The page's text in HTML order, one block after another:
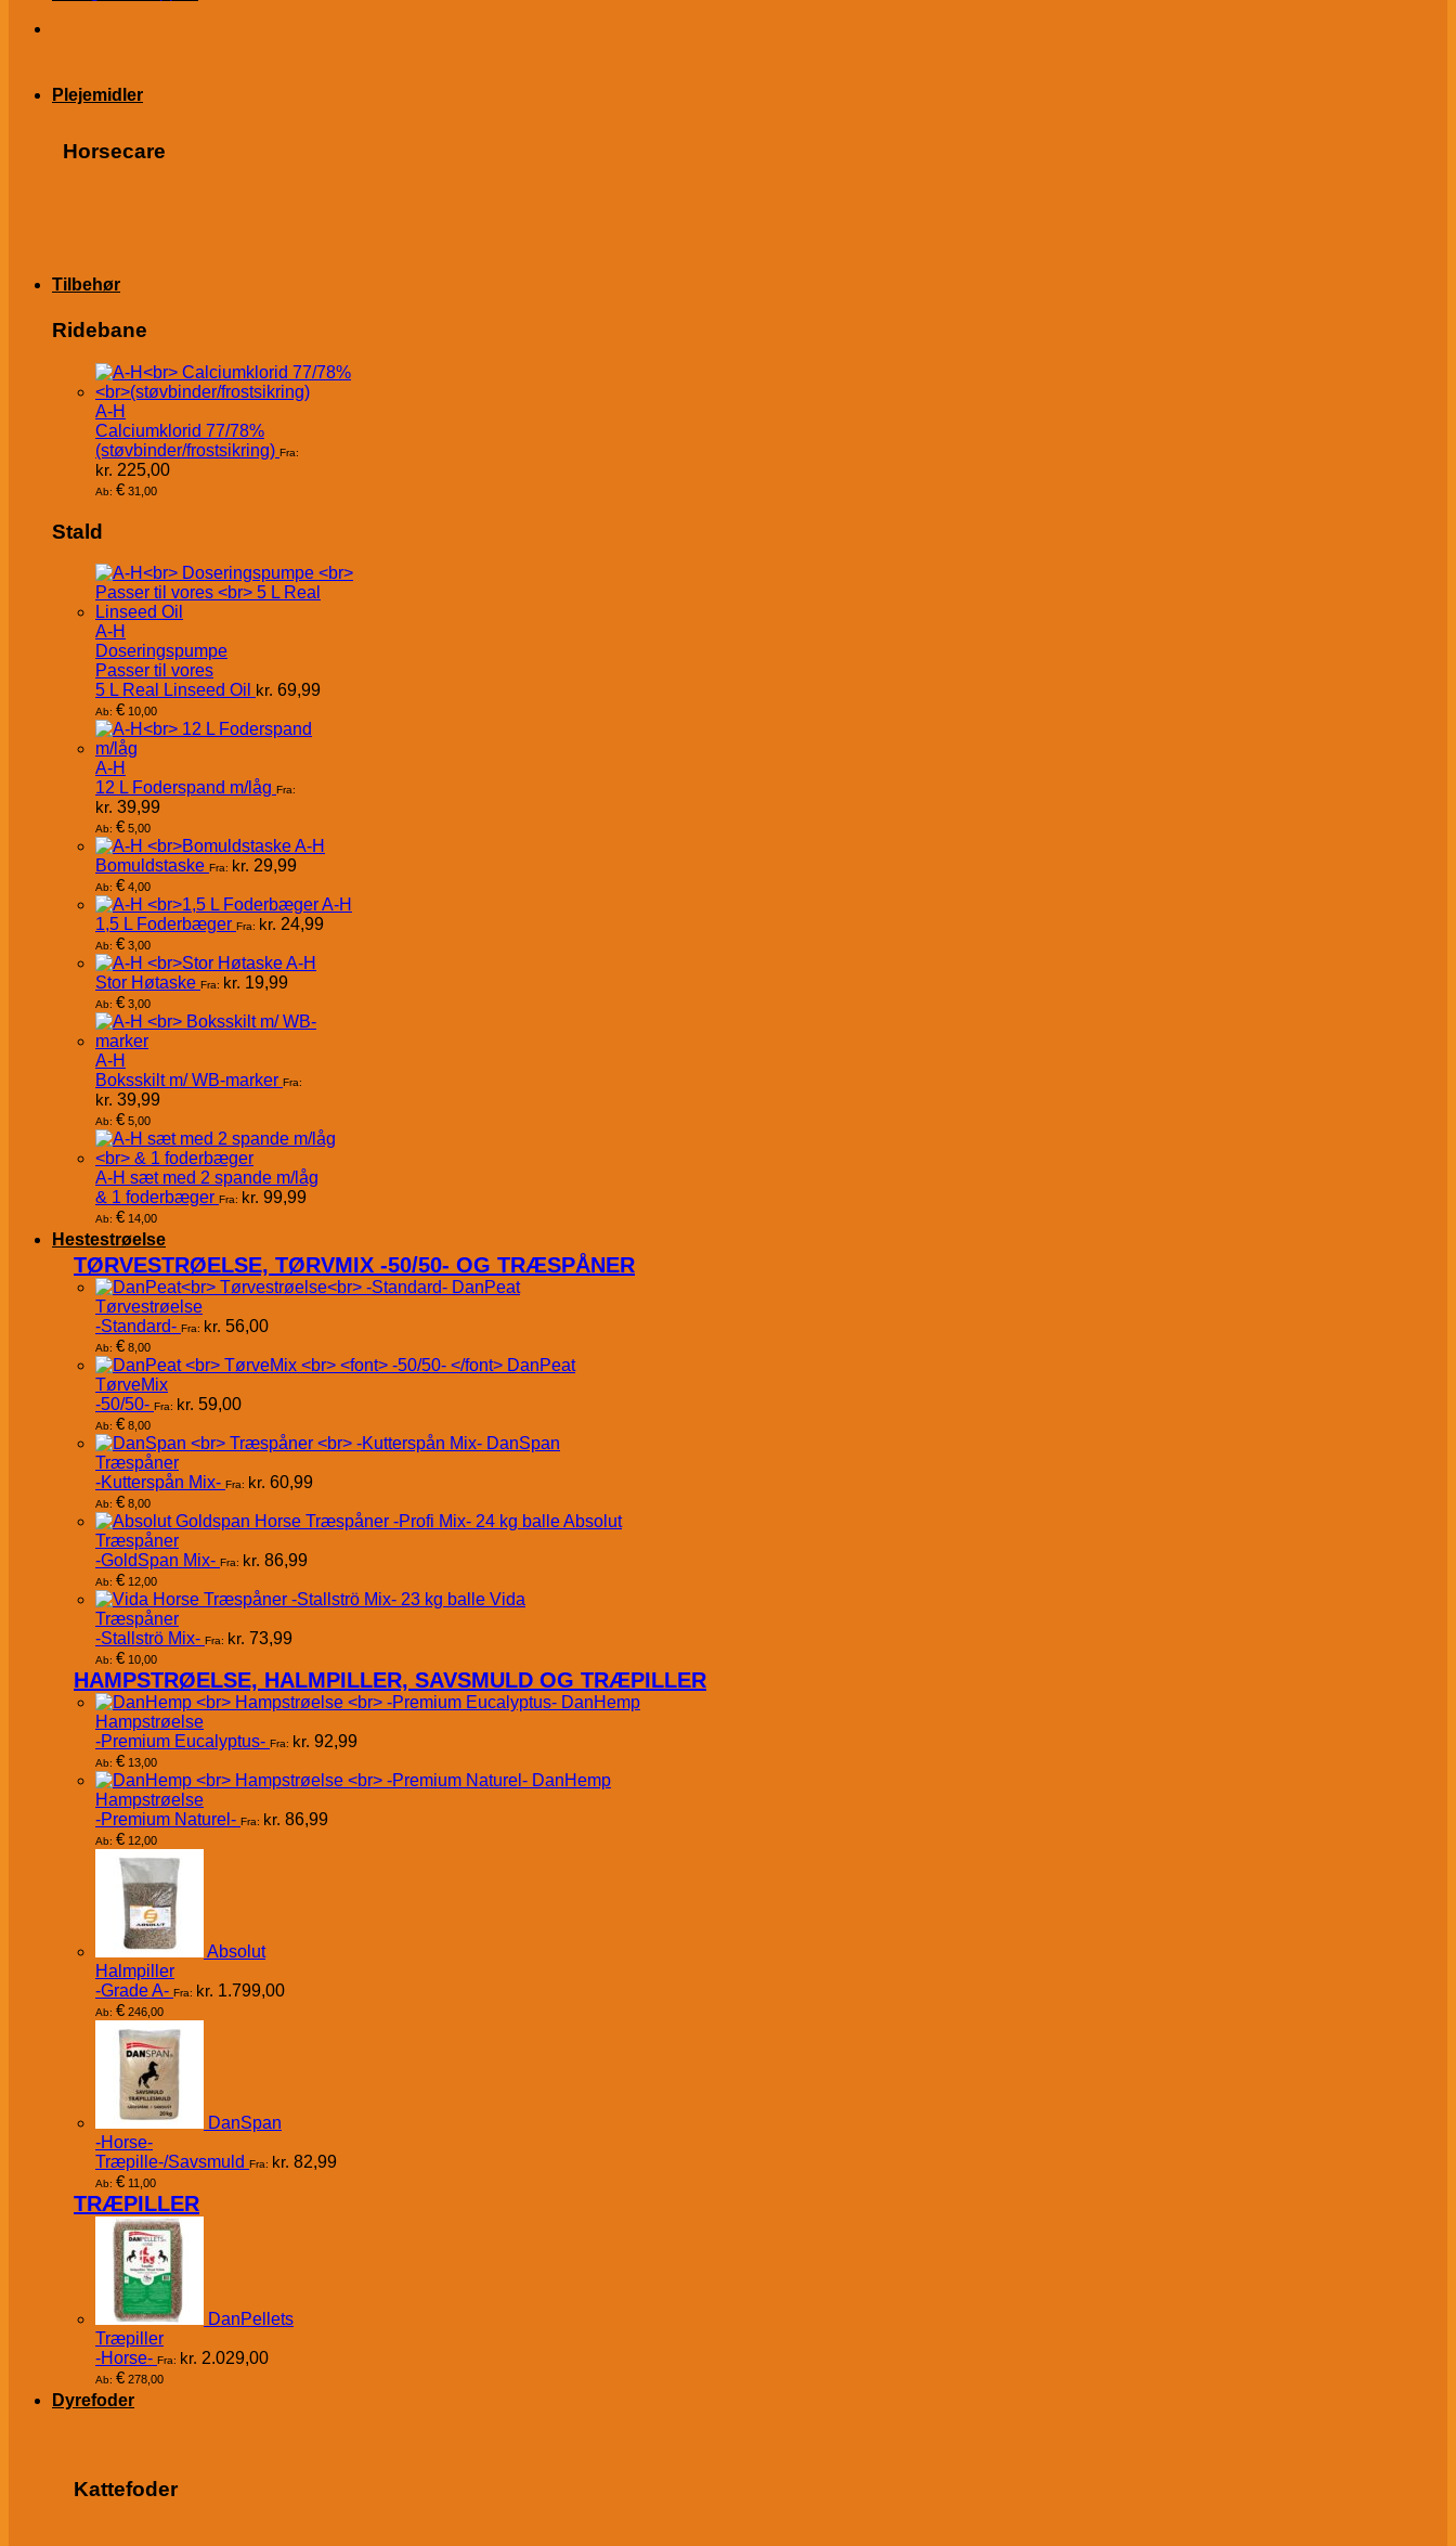
Plejemidler
Horsecare
Tilbehør
Ridebane
A-H
Calciumklorid 77/78%
(støvbinder/frostsikring) Fra:
kr. 225,00
Ab: € 31,00
Stald
A-H
Doseringspumpe
Passer til vores
5 L Real Linseed Oil kr. 69,99
Ab: € 10,00
A-H
12 L Foderspand m/låg Fra:
kr. 39,99
Ab: € 5,00
A-H
Bomuldstaske Fra: kr. 29,99
Ab: € 4,00
A-H
1,5 L Foderbæger Fra: kr. 24,99
Ab: € 3,00
A-H
Stor Høtaske Fra: kr. 19,99
Ab: € 3,00
A-H
Boksskilt m/ WB-marker Fra:
kr. 39,99
Ab: € 5,00
A-H sæt med 2 spande m/låg
& 1 foderbæger Fra: kr. 99,99
Ab: € 14,00
Hestestrøelse
TØRVESTRØELSE, TØRVMIX -50/50- OG TRÆSPÅNER
DanPeat
Tørvestrøelse
-Standard- Fra: kr. 56,00
Ab: € 8,00
DanPeat
TørveMix
-50/50- Fra: kr. 59,00
Ab: € 8,00
DanSpan
Træspåner
-Kutterspån Mix- Fra: kr. 60,99
Ab: € 8,00
Absolut
Træspåner
-GoldSpan Mix- Fra: kr. 86,99
Ab: € 12,00
Vida
Træspåner
-Stallströ Mix- Fra: kr. 73,99
Ab: € 10,00
HAMPSTRØELSE, HALMPILLER, SAVSMULD OG TRÆPILLER
DanHemp
Hampstrøelse
-Premium Eucalyptus- Fra: kr. 92,99
Ab: € 13,00
DanHemp
Hampstrøelse
-Premium Naturel- Fra: kr. 86,99
Ab: € 12,00
Absolut
Halmpiller
-Grade A- Fra: kr. 1.799,00
Ab: € 246,00
DanSpan
-Horse-
Træpille-/Savsmuld Fra: kr. 82,99
Ab: € 11,00
TRÆPILLER
DanPellets
Træpiller
-Horse- Fra: kr. 2.029,00
Ab: € 278,00
Dyrefoder
Kattefoder